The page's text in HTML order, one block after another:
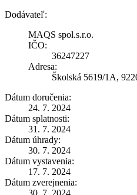
Dodávateľ:
MAQS spol.s.r.o.
IČO:
36247227
Adresa:
Školská 5619/1A,
Dátum doručenia:
24. 7. 2024
Dátum splatnosti:
31. 7. 2024
Dátum úhrady:
30. 7. 2024
Dátum vystavenia:
17. 7. 2024
Dátum zverejnenia:
30. 7. 2024